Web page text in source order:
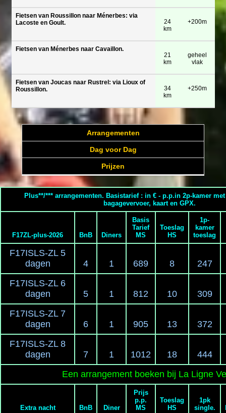
Fietsen van Roussillon naar Ménerbes: via
Lacoste en Goult.
24
km
+200m
Fietsen van Ménerbes naar Cavaillon.
21
km
geheel
vlak
Fietsen van Joucas naar Rustrel: via Lioux of
Roussillon.
34
km
+250m
Arrangementen
Dag voor Dag
Prijzen
Plus**/*** arrangementen. Basistarief : in € - p.p.in 2p-kamer
bagagevervoer, kaart en GPX.
F17ZL-plus-2026 BnB Diners
Basis
Tarief
MS
Toeslag
HS
1p-
kamer
toeslag
F17ISLS-ZL 5
dagen
4 1 689 8
247
F17ISLS-ZL 6
dagen
5 1 812 10
309
F17ISLS-ZL 7
dagen
6 1 905 13
372
F17ISLS-ZL 8
dagen
7 1 1012 18
444
Een arrangement boeken bij La Ligne
Extra nacht BnB Diner
Prijs
p.p.
MS
Toeslag
HS
1pk
single.